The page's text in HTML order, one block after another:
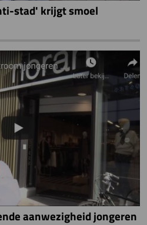
stad' krijgt smoel
aanwezigheid jongeren